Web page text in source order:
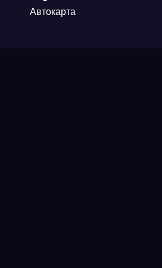
Автокарта